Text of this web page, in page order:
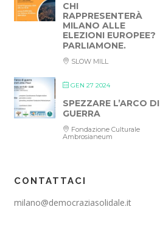
CHI
RAPPRESENTERÀ
MILANO ALLE
ELEZIONI EUROPEE?
PARLIAMONE.
SLOW MILL
GEN 27 2024
SPEZZARE L’ARCO DI
GUERRA
Fondazione Culturale
Ambrosianeum
CONTATTACI
milano@democraziasolidale.it